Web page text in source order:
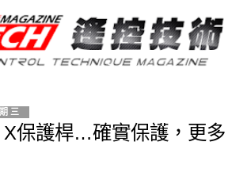
三
X保護桿…確實保護，更多